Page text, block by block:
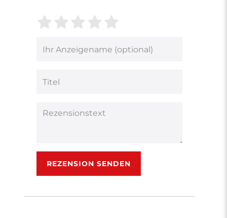
Bewertungssterne
von
4
von
3
2
von
1
von
Bewertungssternen
Anzeigename
Rezensionstext
REZENSION SENDEN